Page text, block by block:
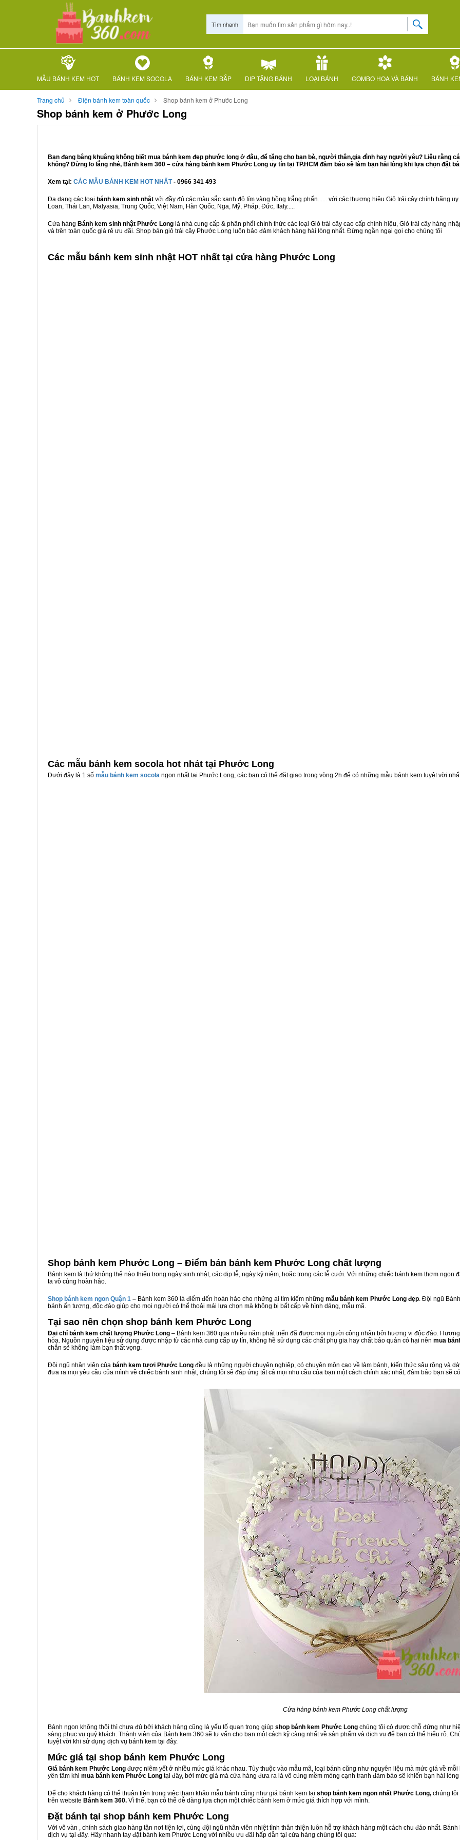
Tìm nhanh
MẪU BÁNH KEM HOT BÁNH KEM SOCOLA BÁNH KEM BẮP DIP TẶNG BÁNH LOẠI BÁNH COMBO HOA VÀ BÁNH BÁNH
Trang chủ Điện bánh kem toàn quốc Shop bánh kem ở Phước Long
Shop bánh kem ở Phước Long
Bạn đang bâng khuâng không biết mua bánh kem đẹp phước long ở đâu, để tặng cho bạn bè, người thân,gia đình hay người yêu? Liệu rằng
không? Đừng lo lắng nhé, Bánh kem 360 – cửa hàng bánh kem Phước Long uy tín tại TP.HCM đảm bảo sẽ làm bạn hài lòng khi lựa chọn đặt
Xem tại: CÁC MẪU BÁNH KEM HOT NHẤT- 0966 341 493
Đa dạng các loại bánh kem sinh nhật với đầy đủ các màu sắc xanh đỏ tím vàng hồng trắng phấn...... với các thương hiệu Giỏ trái cây chính hãng
Loan, Thái Lan, Malyasia, Trung Quốc, Việt Nam, Hàn Quốc, Nga, Mỹ, Pháp, Đức, Italy.....
Cửa hàng Bánh kem sinh nhật Phước Long là nhà cung cấp & phân phối chính thức các loại Giỏ trái cây cao cấp chính hiệu, Giỏ trái cây hàng
và trên toàn quốc giá rẻ ưu đãi. Shop bán giỏ trái cây Phước Long luôn bảo đảm khách hàng hài lòng nhất. Đừng ngần ngại gọi cho chúng tôi
Các mẫu bánh kem sinh nhật HOT nhất tại cửa hàng Phước Long
Các mẫu bánh kem socola hot nhát tại Phước Long
Dưới đây là 1 số mẫu bánh kem socola ngon nhất tại Phước Long, các bạn có thể đặt giao trong vòng 2h để có những mẫu bánh kem tuyệt vời
Shop bánh kem Phước Long – Điểm bán bánh kem Phước Long chất lượng
Bánh kem là thứ không thể nào thiếu trong ngày sinh nhật, các dịp lễ, ngày kỷ niệm, hoặc trong các lễ cưới. Với những chiếc bánh kem thơm
ta vô cùng hoàn hảo.
Shop bánh kem ngon Quận 1 – Bánh kem 360 là điểm đến hoàn hảo cho những ai tìm kiếm những mẫu bánh kem Phước Long đẹp. Đội ngũ
bánh ấn tượng, độc đáo giúp cho mọi người có thể thoải mái lựa chọn mà không bị bất cấp về hình dáng, mẫu mã.
Tại sao nên chọn shop bánh kem Phước Long
Đại chỉ bánh kem chất lượng Phước Long – Bánh kem 360 qua nhiều năm phát triển đã được mọi người công nhận bởi hương vị độc đáo.
hòa. Nguồn nguyên liệu sử dụng được nhập từ các nhà cung cấp uy tín, không hề sử dụng các chất phụ gia hay chất bảo quản có hại nên mua
chắn sẽ không làm bạn thất vọng.
Đội ngũ nhân viên của bánh kem tươi Phước Long đều là những người chuyên nghiệp, có chuyên môn cao về làm bánh, kiến thức sâu rộng và
đưa ra mọi yêu cầu của mình về chiếc bánh sinh nhật, chúng tôi sẽ đáp ứng tất cả mọi nhu cầu của bạn một cách chính xác nhất, đảm bảo bạn sẽ
Cửa hàng bánh kem Phước Long chất lượng
Bánh ngon không thôi thì chưa đủ bởi khách hàng cũng là yếu tố quan trọng giúp shop bánh kem Phước Long chúng tôi có được chỗ đứng như
sàng phục vụ quý khách. Thành viên của Bánh kem 360 sẽ tư vấn cho bạn một cách kỹ càng nhất về sản phẩm và dịch vụ để bạn có thể hiểu rõ.
tuyệt vời khi sử dụng dịch vụ bánh kem tại đây.
Mức giá tại shop bánh kem Phước Long
Giá bánh kem Phước Long được niêm yết ở nhiều mức giá khác nhau. Tùy thuộc vào mẫu mã, loại bánh cũng như nguyên liệu mà mức giá về
yên tâm khi mua bánh kem Phước Long tại đây, bởi mức giá mà cửa hàng đưa ra là vô cùng mềm mỏng cạnh tranh đảm bảo sẽ khiến bạn hài
Để cho khách hàng có thể thuận tiện trong việc tham khảo mẫu bánh cũng như giá bánh kem tại shop bánh kem ngon nhất Phước Long, chúng tôi
trên website Bánh kem 360. Vì thế, bạn có thể dễ dàng lựa chọn một chiếc bánh kem ở mức giá thích hợp với mình.
Đặt bánh tại shop bánh kem Phước Long
Với vô vàn , chính sách giao hàng tận nơi tiện lợi, cùng đội ngũ nhân viên nhiệt tình thân thiện luôn hỗ trợ khách hàng một cách chu đáo nhất.
dịch vụ tại đây. Hãy nhanh tay đặt bánh kem Phước Long với nhiều ưu đãi hấp dẫn tại cửa hàng chúng tôi qua: